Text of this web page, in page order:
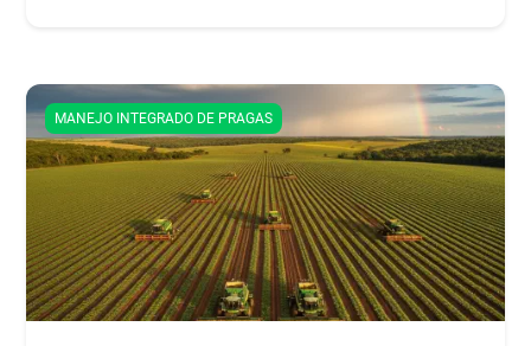
MANEJO INTEGRADO DE PRAGAS